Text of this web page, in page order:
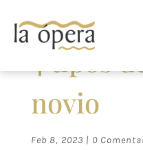
4 tipos
novio
Feb 8, 2023 | 0